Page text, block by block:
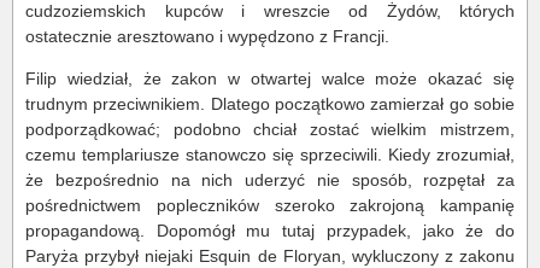
cudzoziemskich kupców i wreszcie od Żydów, których
ostatecznie aresztowano i wypędzono z Francji.
Filip wiedział, że zakon w otwartej walce może okazać się
trudnym przeciwnikiem. Dlatego początkowo zamierzał go sobie
podporządkować; podobno chciał zostać wielkim mistrzem,
czemu templariusze stanowczo się sprzeciwili. Kiedy zrozumiał,
że bezpośrednio na nich uderzyć nie sposób, rozpętał za
pośrednictwem popleczników szeroko zakrojoną kampanię
propagandową. Dopomógł mu tutaj przypadek, jako że do
Paryża przybył niejaki Esquin de Floryan, wykluczony z zakonu